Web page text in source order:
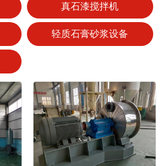
真石漆搅拌机
轻质石膏砂浆设备